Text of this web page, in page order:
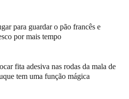
para guardar o pão francês e
por mais tempo
fita adesiva nas rodas da mala de
tem uma função mágica